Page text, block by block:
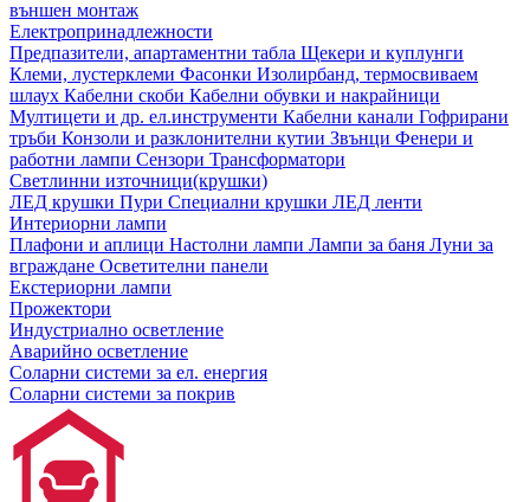
външен монтаж
Електропринадлежности
Предпазители, апартаментни табла Щекери и куплунги
Клеми, лустерклеми Фасонки Изолирбанд, термосвиваем
шлаух Кабелни скоби Кабелни обувки и накрайници
Мултицети и др. ел.инструменти Кабелни канали Гофрирани
тръби Конзоли и разклонителни кутии Звънци Фенери и
работни лампи Сензори Трансформатори
Светлинни източници(крушки)
ЛЕД крушки Пури Специални крушки ЛЕД ленти
Интериорни лампи
Плафони и аплици Настолни лампи Лампи за баня Луни за
вграждане Осветителни панели
Екстериорни лампи
Прожектори
Индустриално осветление
Аварийно осветление
Соларни системи за ел. енергия
Соларни системи за покрив